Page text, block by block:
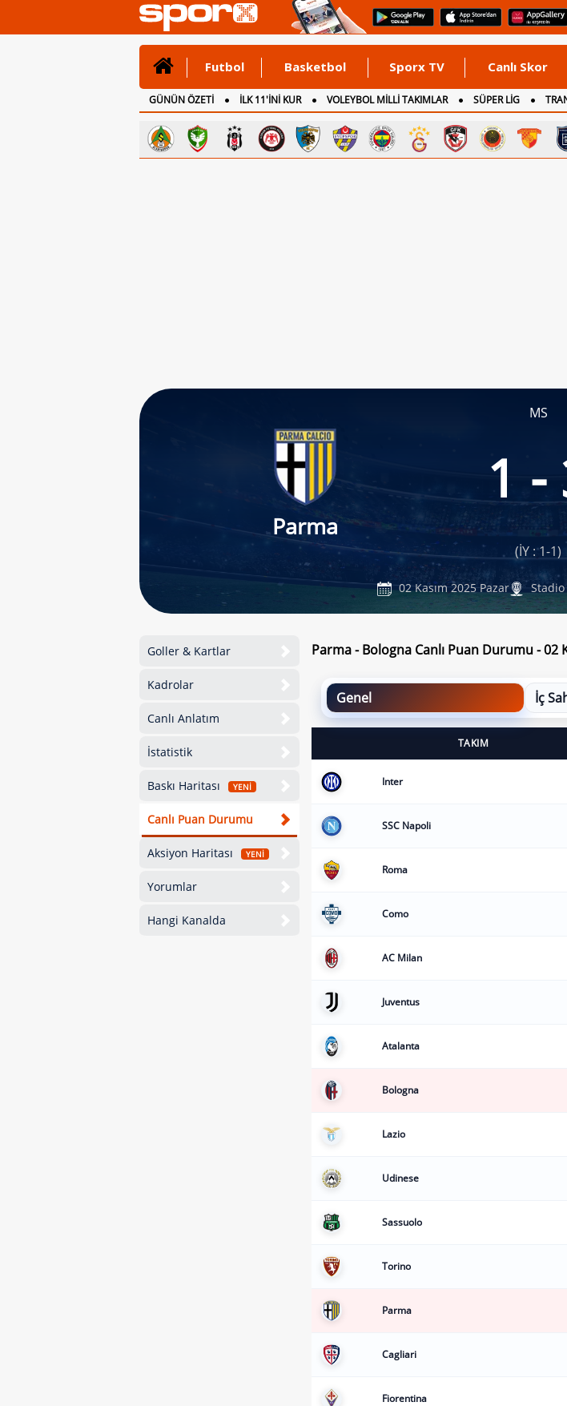
Futbol Basketbol Sporx TV Canlı Skor
GÜNÜN ÖZETİ İLK 11'İNİ KUR VOLEYBOL MİLLİ TAKIMLAR SÜPER LİG
CANLI ANLATIM
İNGİLTERE
MS
Parma
1 -
(İY : 1-1)
02 Kasım 2025 Pazar
Goller & Kartlar
Kadrolar
Canlı Anlatım
İstatistik
Baskı Haritası YENİ
Canlı Puan Durumu
Aksiyon Haritası YENİ
Yorumlar
Hangi Kanalda
Parma - Bologna Canlı Puan Durumu - 02
Genel İç
TAKIM
Inter
SSC Napoli
Roma
Como
AC Milan
Juventus
Atalanta
Bologna
Lazio
Udinese
Sassuolo
Torino
Parma
Cagliari
Fiorentina